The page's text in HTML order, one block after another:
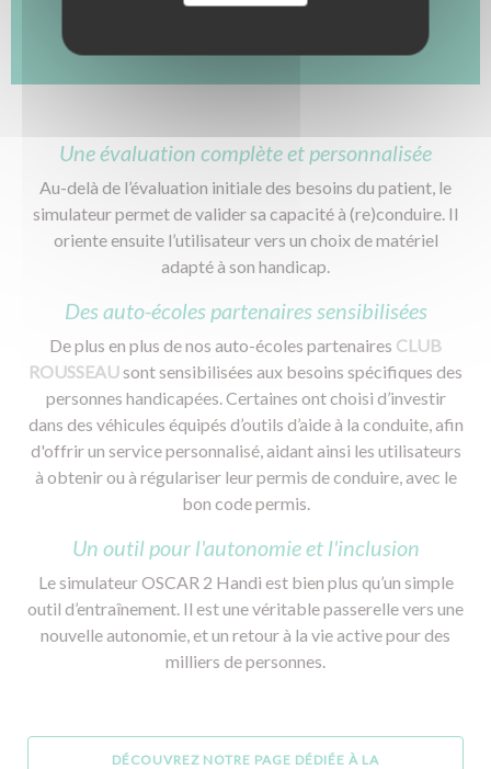
Une évaluation complète et personnalisée
Au-delà de l’évaluation initiale des besoins du patient, le
simulateur permet de valider sa capacité à (re)conduire. Il
oriente ensuite l’utilisateur vers un choix de matériel
adapté à son handicap.
Des auto-écoles partenaires sensibilisées
De plus en plus de nos auto-écoles partenaires CLUB
ROUSSEAUsont sensibilisées aux besoins spécifiques des
personnes handicapées. Certaines ont choisi d’investir
dans des véhicules équipés d’outils d’aide à la conduite, afin
d'offrir un service personnalisé, aidant ainsi les utilisateurs
à obtenir ou à régulariser leur permis de conduire, avec le
bon code permis.
Un outil pour l'autonomie et l'inclusion
Le simulateur OSCAR 2 Handi est bien plus qu’un simple
outil d’entraînement. Il est une véritable passerelle vers une
nouvelle autonomie, et un retour à la vie active pour des
milliers de personnes.
DÉCOUVREZ NOTRE PAGE DÉDIÉE À LA